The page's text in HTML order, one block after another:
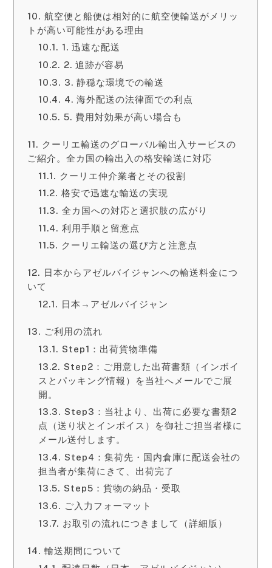
航空便と船便は相対的に航空便輸送がメリッ
トが高い可能性がある理由
1. 迅速な配送
2. 追跡が容易
3. 静穏な環境での輸送
4. 海外配送の法律面での利点
5. 費用対効果が高い場合も
クーリエ輸送のグローバル輸出入サービスの
ご紹介。全カ国の輸出入の格安輸送に対応
クーリエ仲介業者とその役割
格安で迅速な輸送の実現
全カ国への対応と選択肢の広がり
利用手順と留意点
クーリエ輸送の選び方と注意点
日本からアゼルバイジャンへの輸送料金につ
いて
日本→アゼルバイジャン
ご利用の流れ
Step1：出荷貨物準備
Step2：ご用意した出荷書類（インボイ
スとパッキング情報）を当社へメールでご展
開。
Step3：当社より、出荷に必要な書類2
点（送り状とインボイス）を御社ご担当者様に
メール送付します。
Step4：集荷先・国内倉庫に配送会社の
担当者が集荷にきて、出荷完了
Step5：貨物の納品・受取
ご入力フォーマット
お取引の流れにつきまして（詳細版）
輸送期間について